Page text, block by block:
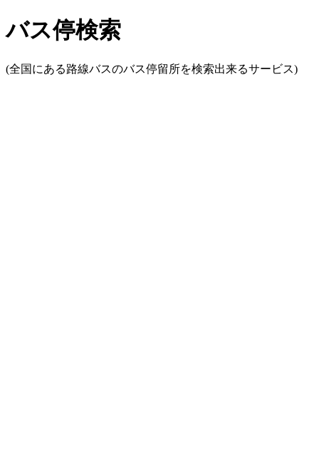
バス停検索
(全国にある路線バスのバス停留所を検索出来るサービス)